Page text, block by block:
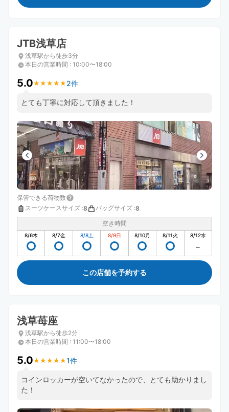
JTB浅草店
浅草駅から徒歩3分
本日の営業時間 : 10:00〜18:00
5.0★ ★ ★ ★ ★
★ ★ ★ ★ ★ 2件
とても丁寧に対応して頂きました！
保管できる荷物数
スーツケースサイズ :8 バッグサイズ :8
空き時間
8/6木 8/7金 8/8土 8/9日 8/10月 8/11火 8/12水
この店舗を予約する
浅草苺座
浅草駅から徒歩2分
本日の営業時間 : 11:00〜18:00
5.0★ ★ ★ ★ ★
★ ★ ★ ★ ★1件
コインロッカーが空いてなかったので、とても助かりまし
た！